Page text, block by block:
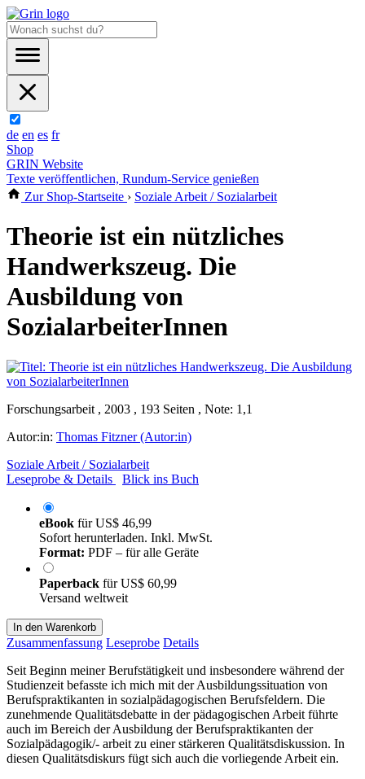
de en es fr
Shop
GRIN Website
Texte veröffentlichen, Rundum-Service genießen
Zur Shop-Startseite › Soziale Arbeit / Sozialarbeit
Theorie ist ein nützliches
Handwerkszeug. Die
Ausbildung von
SozialarbeiterInnen
Forschungsarbeit , 2003 , 193 Seiten , Note: 1,1
Autor:in: Thomas Fitzner (Autor:in)
Soziale Arbeit / Sozialarbeit
Leseprobe & Details
Blick ins Buch
eBook fürUS$ 46,99
Sofort herunterladen. Inkl. MwSt.
Format: PDF – für alle Geräte
Paperback fürUS$ 60,99
Versand weltweit
In den Warenkorb
Zusammenfassung Leseprobe Details
Seit Beginn meiner Berufstätigkeit und insbesondere während der
Studienzeit befasste ich mich mit der Ausbildungssituation von
Berufspraktikanten in sozialpädagogischen Berufsfeldern. Die
zunehmende Qualitätsdebatte in der pädagogischen Arbeit führte
auch im Bereich der Ausbildung der Berufspraktikanten der
Sozialpädagogik/- arbeit zu einer stärkeren Qualitätsdiskussion. In
diesen Qualitätsdiskurs fügt sich auch die vorliegende Arbeit ein.